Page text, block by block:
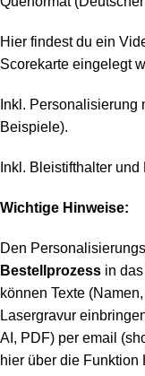
Hier findest du ein
Scorekarte eingelegt
Inkl.
Beispiele).
Inkl. Bleistifthalter und
Wichtige Hinweise:
Den
Bestellprozess in
können Texte
Lasergravur
AI, PDF) per email
hier über die